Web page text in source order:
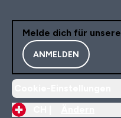
Melde dich für
ANMELDEN